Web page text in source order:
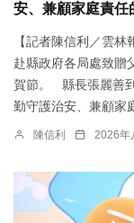
安、兼顧家庭責任
【記者陳信利／雲
赴縣政府各局處致贈
賀節。 縣長張麗善
勤守護治安、兼顧家
陳信利 2026年